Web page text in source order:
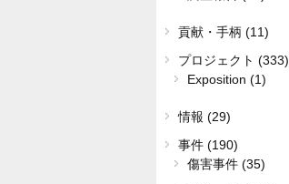
貢献・手柄 (11)
プロジェクト (333)
Exposition (1)
情報 (29)
事件 (190)
傷害事件 (35)